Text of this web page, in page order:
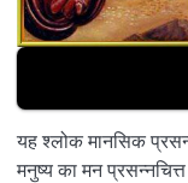
यह श्लोक मानसिक
मनुष्य का मन